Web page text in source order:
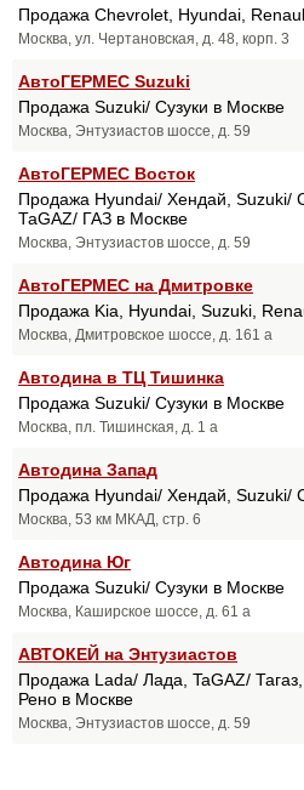
Продажа Chevrolet, Hyundai,
Москва, ул. Чертановская, д. 48, корп. 3
АвтоГЕРМЕС Suzuki
Продажа Suzuki/ Сузуки в Москве
Москва, Энтузиастов шоссе, д. 59
АвтоГЕРМЕС Восток
Продажа Hyundai/ Хендай, Suzuki/
ТаGAZ/ ГАЗ в Москве
Москва, Энтузиастов шоссе, д. 59
АвтоГЕРМЕС на Дмитровке
Продажа Kia, Hyundai, Suzuki,
Москва, Дмитровское шоссе, д. 161 а
Автодина в ТЦ Тишинка
Продажа Suzuki/ Сузуки в Москве
Москва, пл. Тишинская, д. 1 а
Автодина Запад
Продажа Hyundai/ Хендай, Suzuki/
Москва, 53 км МКАД, стр. 6
Автодина Юг
Продажа Suzuki/ Сузуки в Москве
Москва, Каширское шоссе, д. 61 а
АВТОКЕЙ на Энтузиастов
Продажа Lada/ Лада, TaGAZ/
Рено в Москве
Москва, Энтузиастов шоссе, д. 59